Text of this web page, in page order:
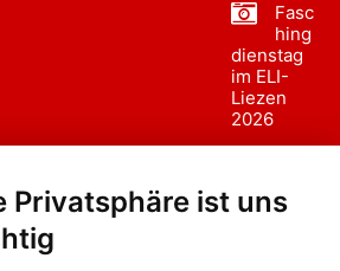
Privatsphäre ist uns
Fasc
hing
dienstag
im ELI-
Liezen
2026
sumzug